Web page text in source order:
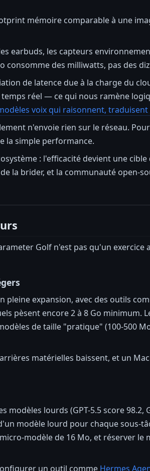
mémoire comparable à une
earbuds, les capteurs
consomme des milliwatts, pas des
de latence due à la charge du
réel — ce qui nous ramène
voix qui raisonnent,
n'envoie rien sur le réseau.
la simple performance.
: l'efficacité devient une
la brider, et la communauté open-
Golf n'est pas qu'un exercice
pleine expansion, avec des outils
pèsent encore 2 à 8 Go minimum.
de taille "pratique" (100-500
matérielles baissent, et un
modèles lourds (GPT-5.5 score 98.2,
modèle lourd pour chaque sous-
modèle de 16 Mo, et réserver
un outil comme Hermes